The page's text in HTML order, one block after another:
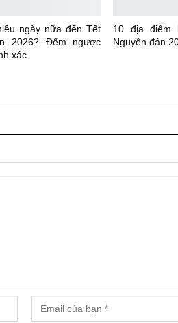
ngày nữa đến Tết
2026? Đếm ngược
xác
10 địa điểm
Nguyên đán